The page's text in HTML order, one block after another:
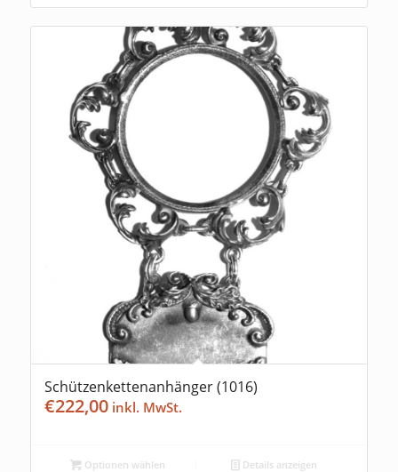
Schützenkettenanhänger (1016)
€222,00
Optionen wählen Details anzeigen